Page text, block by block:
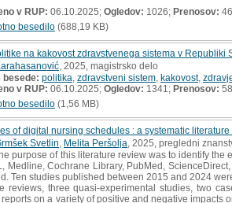
v RUP: 06.10.2025; Ogledov: 1026; Prenosov: 46
besedilo (688,19 KB)
na kakovost zdravstvenega sistema v Republiki
, 2025, magistrsko delo
besede: politika zdravstveni sistem kakovost,
v RUP: 06.10.2025; Ogledov: 1341; Prenosov: 58
besedilo (1,56 MB)
of digital nursing schedules : a systematic
Svetlin Melita Peršolja , 2025, pregledni
purpose of this literature review was to identify
Medline, Cochrane Library, PubMed,
Ten studies published between 2015 and 2024
reviews, three quasi-experimental studies, two
on a variety of positive and negative impacts